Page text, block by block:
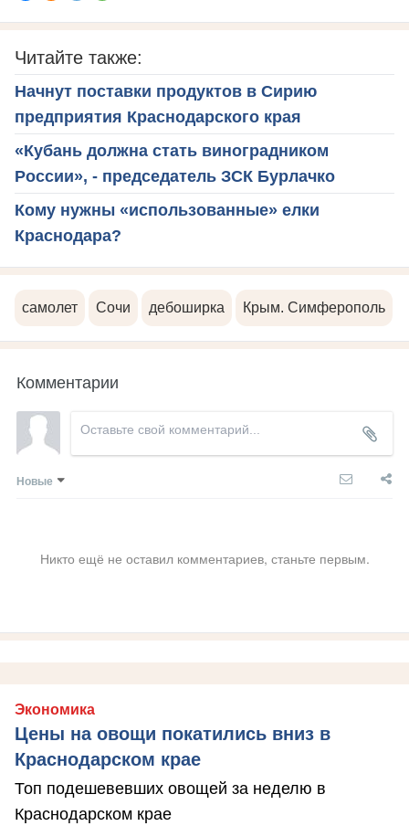
Читайте также:
Начнут поставки продуктов в Сирию
предприятия Краснодарского края
«Кубань должна стать виноградником
России», - председатель ЗСК Бурлачко
Кому нужны «использованные» елки
Краснодара?
самолет Сочи дебоширка Крым. Симферополь
Комментарии
Новые
Никто ещё не оставил комментариев, станьте первым.
Экономика
Цены на овощи покатились вниз в
Краснодарском крае
Топ подешевевших овощей за неделю в
Краснодарском крае